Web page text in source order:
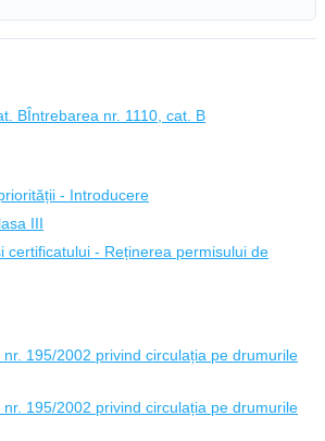
BÎntrebarea nr. 1110, cat. B
- Introducere
III
certificatului - Reținerea permisului de
195/2002 privind circulația pe drumurile
195/2002 privind circulația pe drumurile